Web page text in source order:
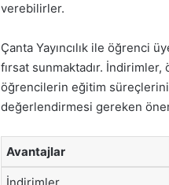
verebilirler.
Çanta Yayıncılık ile öğrenci
fırsat sunmaktadır.
öğrencilerin eğitim
değerlendirmesi gereken
Avantajlar